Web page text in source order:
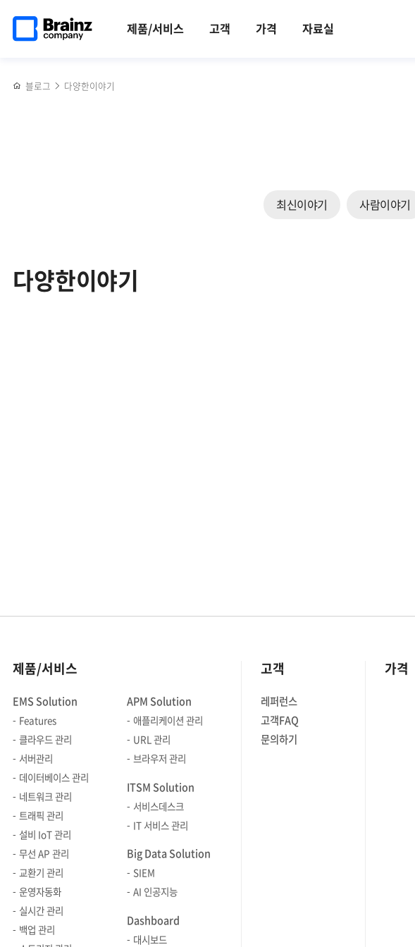
건너뛰기
제품/서비스 고객 가격 자료실
페이지로
블로그 다양한이야기
최신이야기 사람이야기
다양한이야기
제품/서비스
EMS Solution
Features
클라우드 관리
서버관리
데이터베이스 관리
네트워크 관리
트래픽 관리
설비 IoT 관리
무선 AP 관리
교환기 관리
운영자동화
실시간 관리
백업 관리
APM Solution
애플리케이션 관리
URL 관리
브라우저 관리
ITSM Solution
서비스데스크
IT 서비스 관리
Big Data Solution
SIEM
AI 인공지능
Dashboard
대시보드
고객
레퍼런스
고객FAQ
문의하기
가격